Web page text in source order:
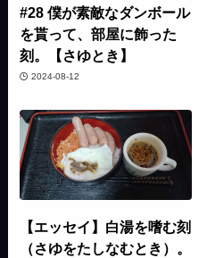
#28 僕が素敵なダンボール
を貰って、部屋に飾った
刻。【さゆとき】
2024-08-12
【エッセイ】白湯を嗜む刻
（さゆをたしなむとき）。